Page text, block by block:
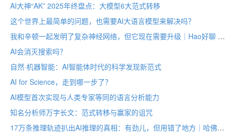
AI大神“AK” 2025年终盘点：大模型6大范式转移
这个世界上最简单的问题，也需要AI大语言模型来解决吗？
我和辛顿一起发明了复杂神经网络，但它现在需要升级｜Hao好聊 X AI先驱谢诺夫斯基
AI会消灭搜索吗？
自然·机器智能：AI智能体时代的科学发现新范式
AI for Science，走到哪一步了？
AI模型首次实现与人类专家等同的语言分析能力
知名分析师万字长文：范式转移与赢家的诅咒
17万条推理轨迹扒出AI推理的真相：有劲儿，但用错了地方｜哈佛新论文解读